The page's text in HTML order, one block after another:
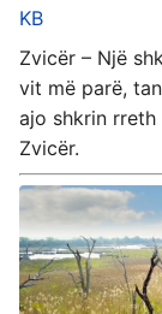
KB
Zvicër – Një
vit më parë,
ajo shkrin
Zvicër.